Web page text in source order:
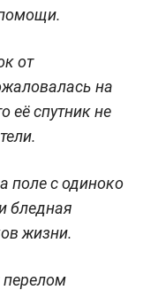
от
на
её спутник не
поле с одиноко
бледная
жизни.
перелом